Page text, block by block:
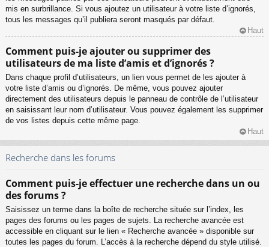
mis en surbrillance. Si vous ajoutez un utilisateur à votre liste d’ignorés,
tous les messages qu’il publiera seront masqués par défaut.
Haut
Comment puis-je ajouter ou supprimer des
utilisateurs de ma liste d’amis et d’ignorés ?
Dans chaque profil d’utilisateurs, un lien vous permet de les ajouter à
votre liste d’amis ou d’ignorés. De même, vous pouvez ajouter
directement des utilisateurs depuis le panneau de contrôle de l’utilisateur
en saisissant leur nom d’utilisateur. Vous pouvez également les supprimer
de vos listes depuis cette même page.
Haut
Recherche dans les forums
Comment puis-je effectuer une recherche dans un ou
des forums ?
Saisissez un terme dans la boîte de recherche située sur l’index, les
pages des forums ou les pages de sujets. La recherche avancée est
accessible en cliquant sur le lien « Recherche avancée » disponible sur
toutes les pages du forum. L’accès à la recherche dépend du style utilisé.